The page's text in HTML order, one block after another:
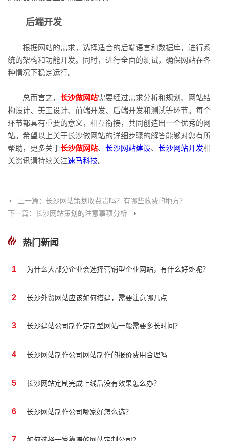
后端开发
根据网站的需求，选择适合的后端语言和数据库，进行系
统的架构和功能开发。同时，进行全面的测试，确保网站在各
种情况下稳定运行。
总而言之， 长沙做网站需要经过需求分析和规划、网站结
构设计、美工设计、前端开发、后端开发和测试等环节。每个
环节都具有重要的意义，相互衔接，共同创造出一个优秀的网
站。希望以上关于长沙做网站的详细步骤的解答能够对您有所
帮助，更多关于长沙做网站、 长沙网站建设、 长沙网站开发相
关资讯请持续关注速马科技。
上一篇：长沙网站策划收费贵吗？有哪些收费的地方？
下一篇：长沙网站策划的注意事项分析
热门新闻
1 为什么大部分企业会选择营销型企业网站，有什么好处呢？
2 长沙外贸网站应该如何搭建，需要注意哪几点
3 长沙建站公司制作定制型网站一般需要多长时间？
4 长沙网站制作公司网站制作的报价费用合理吗
5 长沙网站定制完成上线后没有效果怎么办？
6 长沙网站制作公司哪家好怎么选？